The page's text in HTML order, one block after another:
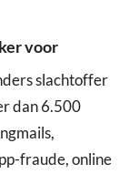
voor
slachtoffer
dan 6.500
fraude, online